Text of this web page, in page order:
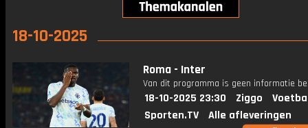
18-10-2025
Roma - Inter
Van dit programma is geen informatie
18-10-2025 23:30 Ziggo
Sporten.TV
Alle afleveringen